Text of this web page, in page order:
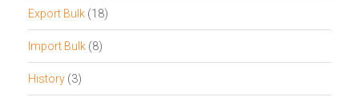
Export Bulk (18)
Import Bulk (8)
History (3)